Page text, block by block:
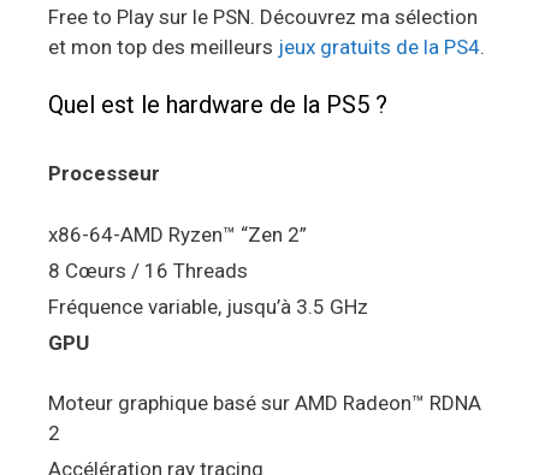
Free to Play sur le PSN. Découvrez ma sélection
et mon top des meilleurs jeux gratuits de la PS4.
Quel est le hardware de la PS5 ?
Processeur
x86-64-AMD Ryzen™ “Zen 2”
8 Cœurs / 16 Threads
Fréquence variable, jusqu’à 3.5 GHz
GPU
Moteur graphique basé sur AMD Radeon™ RDNA
2
Accélération ray tracing